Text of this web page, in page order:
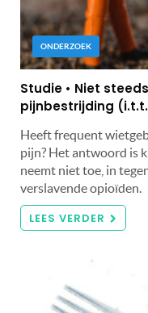
ONDERZOEK
Studie • Niet
pijnbestrijding
Heeft frequent
pijn? Het antwoord is
neemt niet toe, in
verslavende opioïden.
LEES VERDER